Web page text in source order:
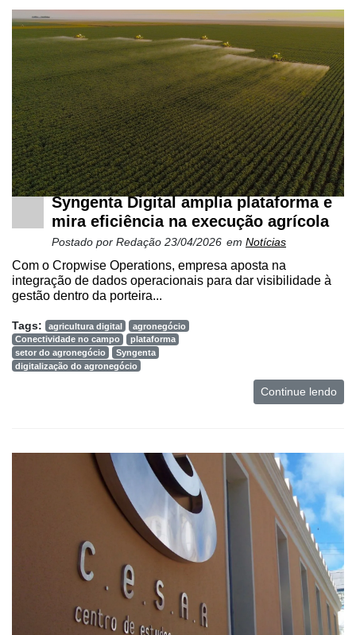
Syngenta Digital amplia plataforma e
mira eficiência na execução agrícola
Postado por Redação 23/04/2026 em Notícias
Com o Cropwise Operations, empresa aposta na
integração de dados operacionais para dar visibilidade à
gestão dentro da porteira...
Tags: agricultura digital
agronegócio
Conectividade no campo
plataforma
setor do agronegócio
Syngenta
digitalização do agronegócio
Continue lendo